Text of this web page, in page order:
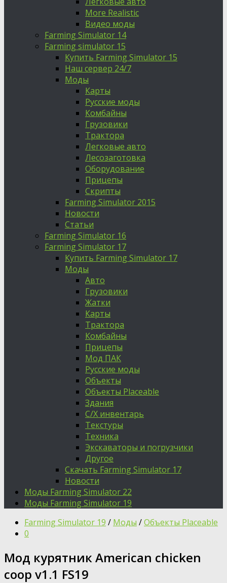
More Realistic
Видео моды
Farming Simulator 14
Farming simulator 15
Купить Farming Simulator 15
Наш сервер 24/7
Моды
Карты
Русские моды
Комбайны
Грузовики
Трактора
Легковые авто
Лесозаготовка
Оборудование
Прицепы
Скрипты
Farming Simulator 2015
Новости
Статьи
Farming Simulator 16
Farming Simulator 17
Купить Farming Simulator 17
Моды
Авто
Грузовики
Жатки
Карты
Трактора
Комбайны
Прицепы
Мод ПАК
Русские моды
Объекты
Объекты Placeable
Здания
С/Х инвентарь
Текстуры
Техника
Экскаваторы и погрузчики
Другое
Скачать Farming Simulator 17
Новости
Моды Farming Simulator 22
Моды Farming Simulator 19
Farming Simulator 19 / Моды /Объекты Placeable
0
Мод курятник American chicken
coop v1.1 FS19